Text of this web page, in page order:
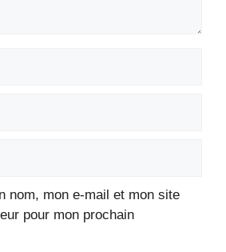
nom, mon e-mail et mon site
pour mon prochain